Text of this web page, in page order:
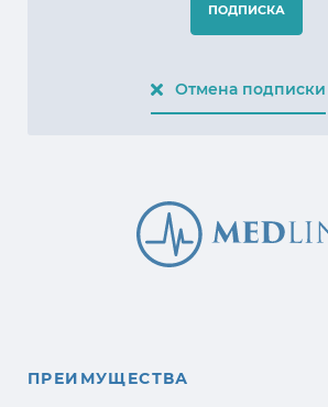
ПОДПИСКА
Отмена подписки
ПРЕИМУЩЕСТВА